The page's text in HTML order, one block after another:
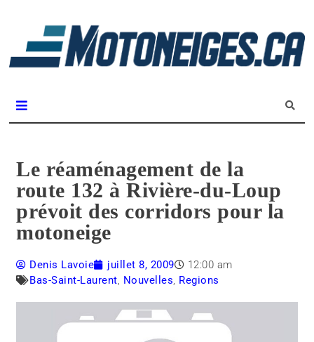
Le réaménagement de la
route 132 à Rivière-du-Loup
prévoit des corridors pour la
motoneige
Denis Lavoie juillet 8, 2009
12:00 am
Bas-Saint-Laurent, Nouvelles, Regions